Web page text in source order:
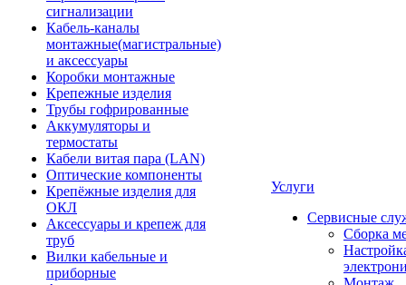
сигнализации
Кабель-каналы
монтажные(магистральные)
и аксессуары
Коробки монтажные
Крепежные изделия
Трубы гофрированные
Аккумуляторы и
термостаты
Кабели витая пара (LAN)
Оптические компоненты
Крепёжные изделия для
ОКЛ
Аксессуары и крепеж для
труб
Вилки кабельные и
приборные
Услуги
Сервисные
Сборка